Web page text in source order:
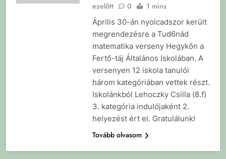
ezelőtt
0 1 mins
Április 30-án nyolcadszor került
megrendezésre a Tud6nád
matematika verseny Hegykőn a
Fertő-táj Általános Iskolában. A
versenyen 12 iskola tanulói
három kategóriában vettek részt.
Iskolánkból Lehoczky Csilla (8.f)
3. kategória indulójaként 2.
helyezést ért el. Gratulálunk!
Tovább olvasom